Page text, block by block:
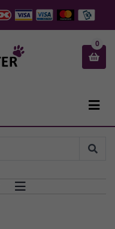

0

